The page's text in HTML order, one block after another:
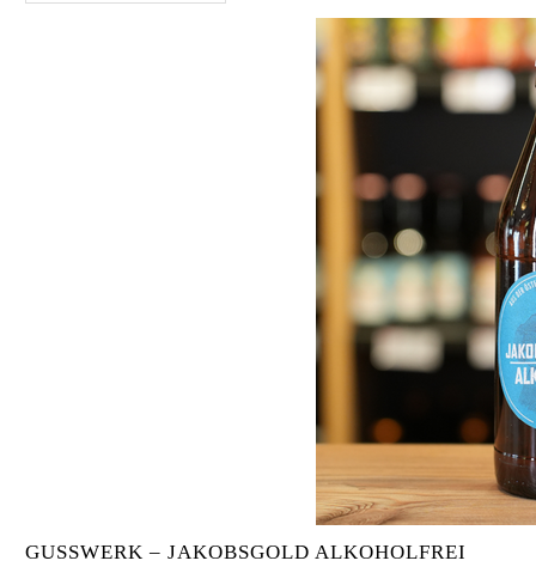
GUSSWERK – JAKOBSGOLD ALKOHOLFREI